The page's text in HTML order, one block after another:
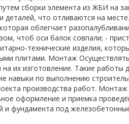
сборки элемента из ЖБИ на
деталей, что отливаются на
облегчает
чтоб оси балок совпали; -
технические изделия,
плитами. Монтаж
их изготовление. Такие
навыки по выполнению
производства работ.
оформление и приемка
и фундамента под